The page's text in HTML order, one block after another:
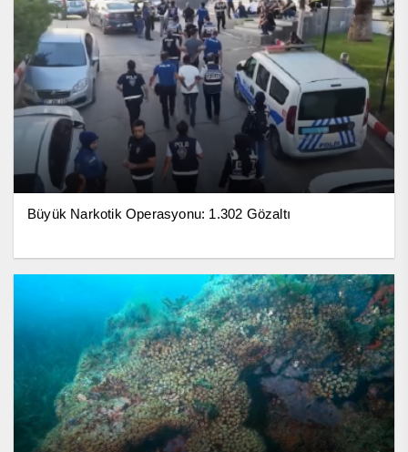
Büyük Narkotik Operasyonu: 1.302 Gözaltı